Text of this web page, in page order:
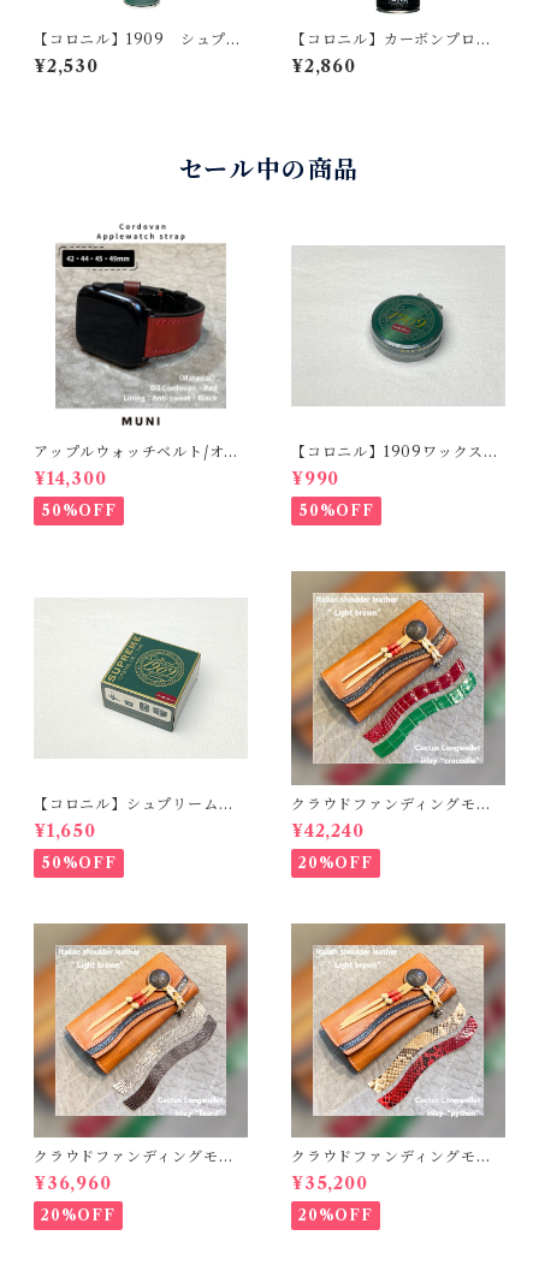
【コロニル】1909 シュプリ
ーム ワックス スプレー
¥2,530
【コロニル】カーボンプロ
防水 スプレー
¥2,860
セール中の商品
アップルウォッチベルト/オイ
ルコードバン・レッド・フラ
ット（For 42/44/45/49m
m）時計バンド
¥14,300
50%OFF
【コロニル】1909ワックスポ
リッシュ バーガンディ（革
靴用）
¥990
50%OFF
【コロニル】シュプリームク
リームDX バーガンディ
¥1,650
50%OFF
クラウドファンディングモデ
ル！Cactus・カクタス ロン
グウォレット（CWBL-03）
インレイ・クロコダイル × イ
タリアンショルダーレザー
¥42,240
20%OFF
クラウドファンディングモデ
ル！Cactus・カクタス ロン
グウォレット（CWBL-03）
インレイ・リザード × イタリ
アンショルダーレザー コン
¥36,960
20%OFF
クラウドファンディングモデ
ル！Cactus・カクタス ロン
グウォレット（CWBL-03）
インレイ・パイソン × イタリ
アンショルダーレザー コン
¥35,200
20%OFF